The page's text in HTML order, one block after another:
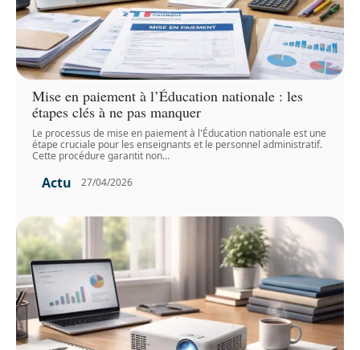
Mise en paiement à l’Éducation nationale : les
étapes clés à ne pas manquer
Le processus de mise en paiement à l'Éducation nationale est une
étape cruciale pour les enseignants et le personnel administratif.
Cette procédure garantit non…
Actu 27/04/2026